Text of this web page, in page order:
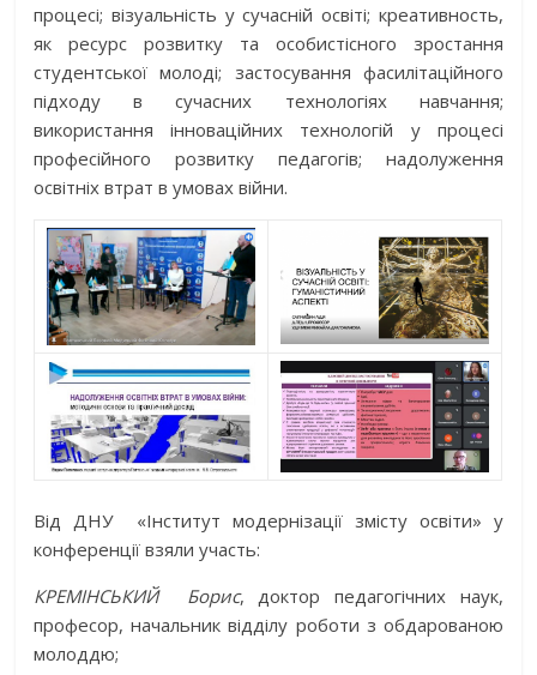
процесі; візуальність у сучасній освіті; креативность,
як ресурс розвитку та особистісного зростання
студентської молоді; застосування фасилітаційного
підходу в сучасних технологіях навчання;
використання інноваційних технологій у процесі
професійного розвитку педагогів; надолуження
освітніх втрат в умовах війни.
Від ДНУ «Інститут модернізації змісту освіти» у
конференції взяли участь:
КРЕМІНСЬКИЙ Борис, доктор педагогічних наук,
професор, начальник відділу роботи з обдарованою
молоддю;